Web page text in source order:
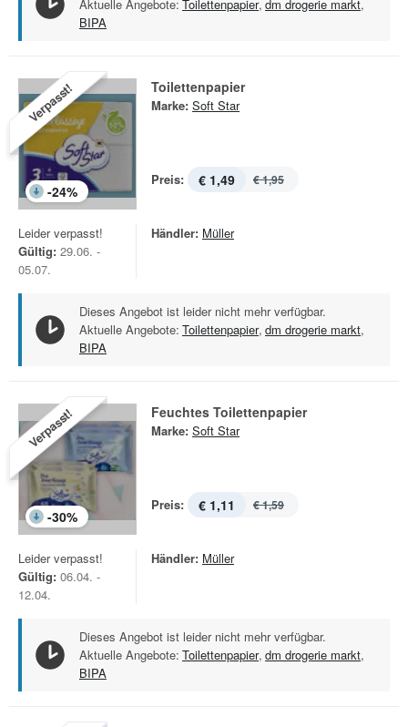
Aktuelle Angebote: Toilettenpapier, dm drogerie markt,
BIPA
Verpasst!
-24%
Toilettenpapier
Marke: Soft Star
Preis: € 1,49 € 1,95
Leider verpasst!
Gültig: 29.06. -
05.07.
Händler: Müller
Dieses Angebot ist leider nicht mehr verfügbar.
Aktuelle Angebote: Toilettenpapier, dm drogerie markt,
BIPA
Verpasst!
-30%
Feuchtes Toilettenpapier
Marke: Soft Star
Preis: € 1,11 € 1,59
Leider verpasst!
Gültig: 06.04. -
12.04.
Händler: Müller
Dieses Angebot ist leider nicht mehr verfügbar.
Aktuelle Angebote: Toilettenpapier, dm drogerie markt,
BIPA